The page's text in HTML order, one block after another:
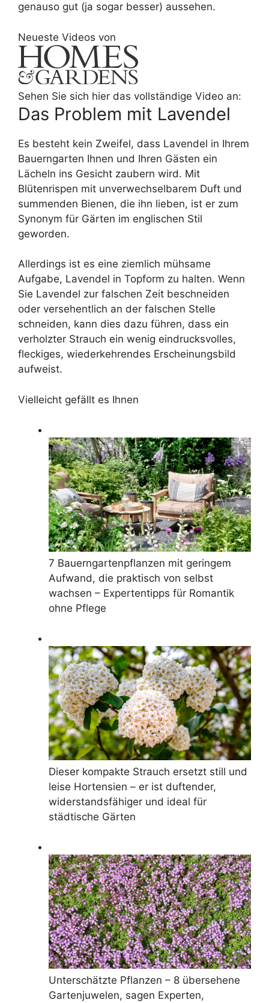
genauso gut (ja sogar besser) aussehen.
Neueste Videos von
Sehen Sie sich hier das vollständige Video an:
Das Problem mit Lavendel
Es besteht kein Zweifel, dass Lavendel in Ihrem
Bauerngarten Ihnen und Ihren Gästen ein
Lächeln ins Gesicht zaubern wird. Mit
Blütenrispen mit unverwechselbarem Duft und
summenden Bienen, die ihn lieben, ist er zum
Synonym für Gärten im englischen Stil
geworden.
Allerdings ist es eine ziemlich mühsame
Aufgabe, Lavendel in Topform zu halten. Wenn
Sie Lavendel zur falschen Zeit beschneiden
oder versehentlich an der falschen Stelle
schneiden, kann dies dazu führen, dass ein
verholzter Strauch ein wenig eindrucksvolles,
fleckiges, wiederkehrendes Erscheinungsbild
aufweist.
Vielleicht gefällt es Ihnen
7 Bauerngartenpflanzen mit geringem
Aufwand, die praktisch von selbst
wachsen – Expertentipps für Romantik
ohne Pflege
Dieser kompakte Strauch ersetzt still und
leise Hortensien – er ist duftender,
widerstandsfähiger und ideal für
städtische Gärten
Unterschätzte Pflanzen – 8 übersehene
Gartenjuwelen, sagen Experten,